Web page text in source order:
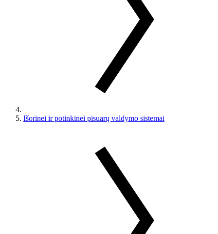
Išorinei ir potinkinei pisuarų valdymo sistemai